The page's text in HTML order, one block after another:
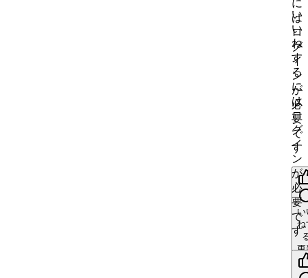
に
は
ロ
グ
イ
ン
が
必
要
で
す
い
ね
更
い
い
ね
す
る
に
は
ロ
グ
イ
ン
が
必
要
で
す